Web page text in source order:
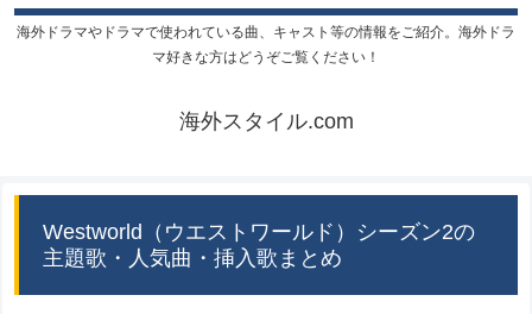
海外ドラマやドラマで使われている曲、キャスト等の情報をご紹介。海外ドラ
マ好きな方はどうぞご覧ください！
海外スタイル.com
Westworld（ウエストワールド）シーズン2の
主題歌・人気曲・挿入歌まとめ